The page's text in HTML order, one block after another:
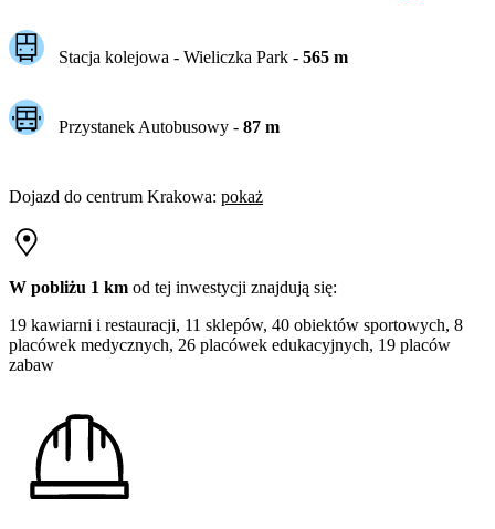
Stacja kolejowa - Wieliczka Park- 565m
Przystanek Autobusowy - 87m
Dojazd do centrum Krakowa: pokaż
W pobliżu 1 km od tej inwestycji znajdują się:
19 kawiarni i restauracji, 11 sklepów, 40 obiektów sportowych, 8
placówek medycznych, 26 placówek edukacyjnych, 19 placów
zabaw